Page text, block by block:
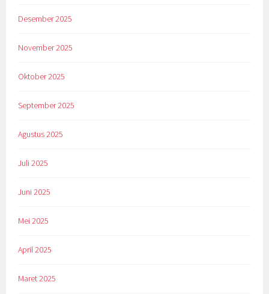
Desember 2025
November 2025
Oktober 2025
September 2025
Agustus 2025
Juli 2025
Juni 2025
Mei 2025
April 2025
Maret 2025